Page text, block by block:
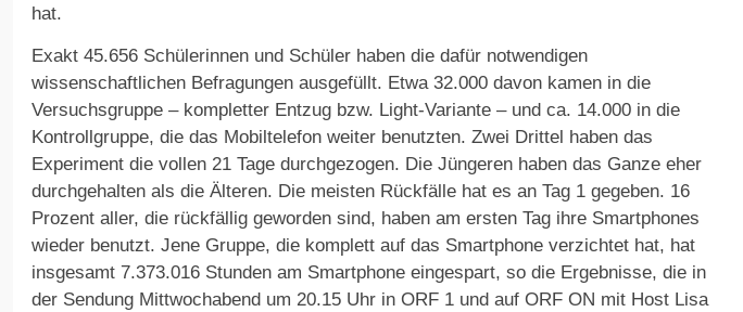
hat.
Exakt 45.656 Schülerinnen und Schüler haben die dafür notwendigen
wissenschaftlichen Befragungen ausgefüllt. Etwa 32.000 davon kamen in die
Versuchsgruppe – kompletter Entzug bzw. Light-Variante – und ca. 14.000 in die
Kontrollgruppe, die das Mobiltelefon weiter benutzten. Zwei Drittel haben das
Experiment die vollen 21 Tage durchgezogen. Die Jüngeren haben das Ganze eher
durchgehalten als die Älteren. Die meisten Rückfälle hat es an Tag 1 gegeben. 16
Prozent aller, die rückfällig geworden sind, haben am ersten Tag ihre Smartphones
wieder benutzt. Jene Gruppe, die komplett auf das Smartphone verzichtet hat, hat
insgesamt 7.373.016 Stunden am Smartphone eingespart, so die Ergebnisse, die in
der Sendung Mittwochabend um 20.15 Uhr in ORF 1 und auf ORF ON mit Host Lisa